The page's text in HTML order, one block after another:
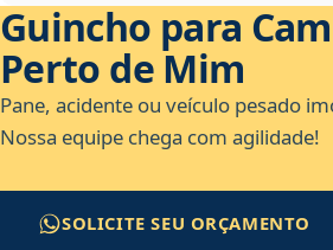
Guincho para
Perto de Mim
Pane, acidente ou veículo pesado
Nossa equipe chega com agilidade!
SOLICITE SEU ORÇAMENTO